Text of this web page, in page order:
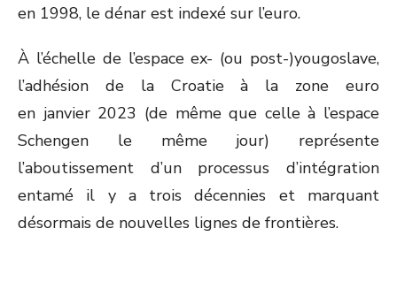
en 1998, le dénar est indexé sur l’euro.
À l’échelle de l’espace ex- (ou post-)yougoslave,
l’adhésion de la Croatie à la zone euro
en janvier 2023 (de même que celle à l’espace
Schengen le même jour) représente
l’aboutissement d’un processus d’intégration
entamé il y a trois décennies et marquant
désormais de nouvelles lignes de frontières.